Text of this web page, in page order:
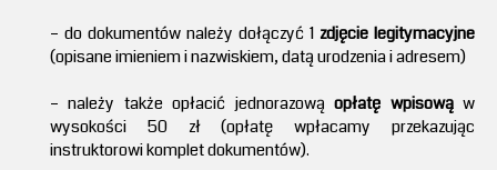
– do dokumentów należy dołączyć 1 zdjęcie legitymacyjne
(opisane imieniem i nazwiskiem, datą urodzenia i adresem)
– należy także opłacić jednorazowąopłatę wpisowąw
wysokości 50 zł (opłatę wpłacamy przekazując
instruktorowi komplet dokumentów).